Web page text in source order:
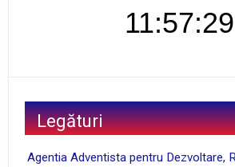
11:57:30
Legături
Agentia Adventista pentru Dezvoltare,